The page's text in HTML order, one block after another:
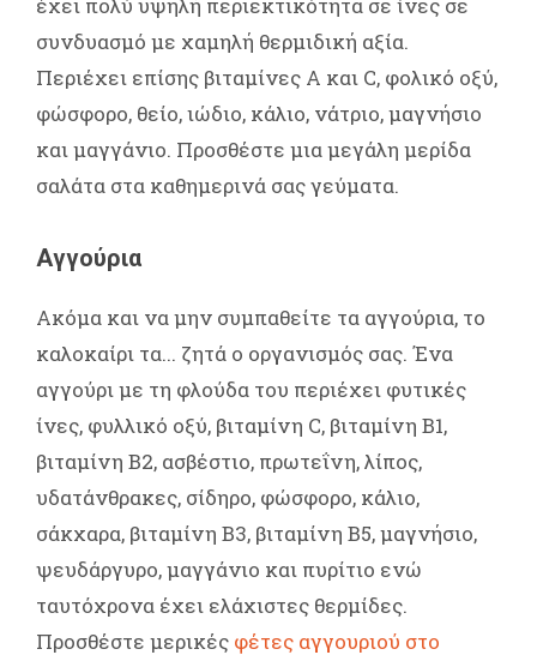
συνδυασμό με χαμηλή θερμιδική αξία.
Περιέχει επίσης βιταμίνες Α και C, φολικό οξύ,
φώσφορο, θείο, ιώδιο, κάλιο, νάτριο, μαγνήσιο
και μαγγάνιο. Προσθέστε μια μεγάλη μερίδα
σαλάτα στα καθημερινά σας γεύματα.
Αγγούρια
Ακόμα και να μην συμπαθείτε τα αγγούρια, το
καλοκαίρι τα... ζητά ο οργανισμός σας. Ένα
αγγούρι με τη φλούδα του περιέχει φυτικές
ίνες, φυλλικό οξύ, βιταμίνη C, βιταμίνη Β1,
βιταμίνη Β2, ασβέστιο, πρωτεΐνη, λίπος,
υδατάνθρακες, σίδηρο, φώσφορο, κάλιο,
σάκχαρα, βιταμίνη Β3, βιταμίνη Β5, μαγνήσιο,
ψευδάργυρο, μαγγάνιο και πυρίτιο ενώ
ταυτόχρονα έχει ελάχιστες θερμίδες.
Προσθέστε μερικές φέτες αγγουριού στο